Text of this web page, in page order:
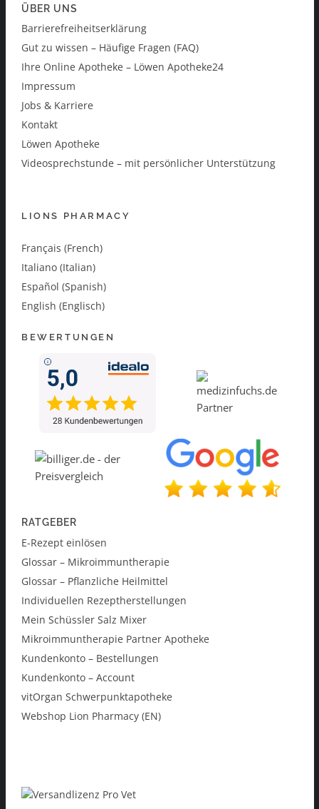
ÜBER UNS
Barrierefreiheitserklärung
Gut zu wissen – Häufige Fragen (FAQ)
Ihre Online Apotheke – Löwen Apotheke24
Impressum
Jobs & Karriere
Kontakt
Löwen Apotheke
Videosprechstunde – mit persönlicher Unterstützung
LIONS PHARMACY
Français (French)
Italiano (Italian)
Español (Spanish)
English (Englisch)
BEWERTUNGEN
RATGEBER
E-Rezept einlösen
Glossar – Mikroimmuntherapie
Glossar – Pflanzliche Heilmittel
Individuellen Rezeptherstellungen
Mein Schüssler Salz Mixer
Mikroimmuntherapie Partner Apotheke
Kundenkonto – Bestellungen
Kundenkonto – Account
vitOrgan Schwerpunktapotheke
Webshop Lion Pharmacy (EN)